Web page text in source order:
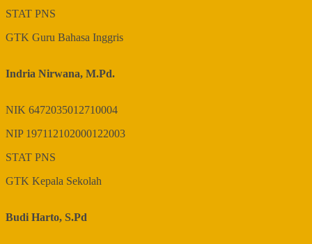
STAT PNS
GTK Guru Bahasa Inggris
Indria Nirwana, M.Pd.
NIK 6472035012710004
NIP 197112102000122003
STAT PNS
GTK Kepala Sekolah
Budi Harto, S.Pd